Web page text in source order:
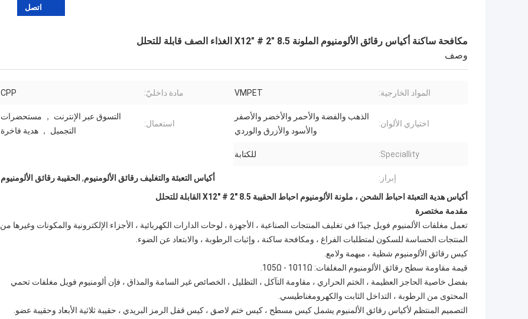
اتصل
مكافحة ساكنة أكياس رقائق الألومنيوم الملونة 8.5 "X12" # 2 الغذاء الصف قابلة للتحلل
وصف
المواد الخارجية: VMPET مادة داخليّ: CPP
اختياري الألوان:
الذهب والفضة والأحمر والأخضر والأصفر
والأسود والأزرق والوردي
استعمال:
التسوق عبر الإنترنت ， مستحضرات
التجميل ， هدية فاخرة
Speciallity: للكتابة
إبراز: أكياس التعبئة والتغليف رقائق الألومنيوم, الحقيبة رقائق الألومنيوم
أكياس هدية التعبئة احباط الشحن ، ملونة الألومنيوم احباط الحقيبة 8.5 "X12" # 2 القابلة للتحلل
مقدمة مختصرة
تعمل مغلفات الألمنيوم فويل جيدًا في تغليف المنتجات الصناعية ، الأجهزة ، لوحات الدارات الكهربائية ، الأجزاء الإلكترونية والمكونات وغيرها من
المنتجات الحساسة للسكون لمتطلبات الفراغ ، ومكافحة ساكنة ، وإثبات الرطوبة ، والابتعاد عن الضوء.
كيس رقائق الألومنيوم شظية ، مبهمة ولامع.
قيمة مقاومة سطح رقائق الألومنيوم المغلفات: 105Ω - 1011Ω.
بفضل خاصية الحاجز العظيمة ، الختم الحراري ، مقاومة التآكل ، التظليل ، الخصائص غير السامة والمذاق ، فإن ألومنيوم فويل مغلفات تحمي
المحتوى من الرطوبة ، التداخل الثابت والكهرومغناطيسي.
التصميم المنتظم لأكياس رقائق الألمنيوم يشمل كيس مسطح ، كيس ختم لاصق ، كيس قفل الرمز البريدي ، حقيبة ثلاثية الأبعاد وحقيبة عضو.